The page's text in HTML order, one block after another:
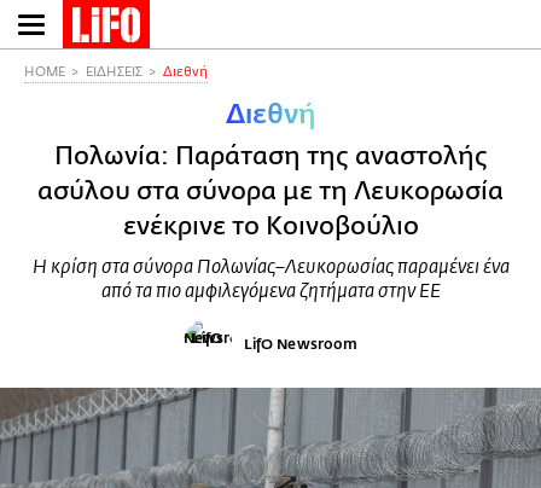
Παράκαμψη
προς
HOME ΕΙΔΗΣΕΙΣ Διεθνή
Διεθνή
Πολωνία: Παράταση της αναστολής
ασύλου στα σύνορα με τη Λευκορωσία
ενέκρινε το Κοινοβούλιο
Η κρίση στα σύνορα Πολωνίας–Λευκορωσίας παραμένει ένα
από τα πιο αμφιλεγόμενα ζητήματα στην ΕΕ
LifO Newsroom